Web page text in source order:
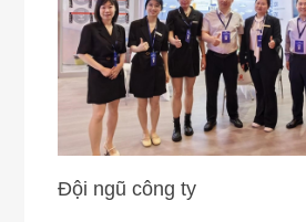
Đội ngũ công ty